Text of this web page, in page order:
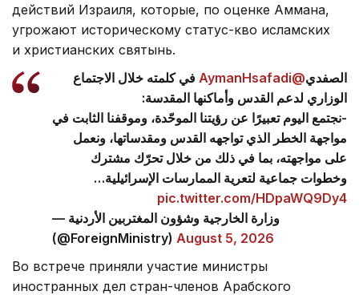
действий Израиля, которые, по оценке Аммана,
угрожают историческому статус-кво исламских
и христианских святынь.
الصفدي@AymanHsafadi
في كلمته خلال الاجتماع
الوزاري لدعم القدس وأماكنها المقدسة:
-نجتمع اليوم تعبيرًا عن رؤيتنا الموحّدة، وموقفنا الثابت في
مواجهة الخطر الذي تواجهه القدس ومقدساتها، ونعمل
على مواجهته، بما في ذلك من خلال تحرّك مشترك
وخطوات جماعية لتعرية الممارسات الإسرائيلية…
pic.twitter.com/HDpaWQ9Dy4
— وزارة الخارجية وشؤون المغتربين الأردنية
(@ForeignMinistry) August 5, 2026
Во встрече приняли участие министры
иностранных дел стран-членов Арабского